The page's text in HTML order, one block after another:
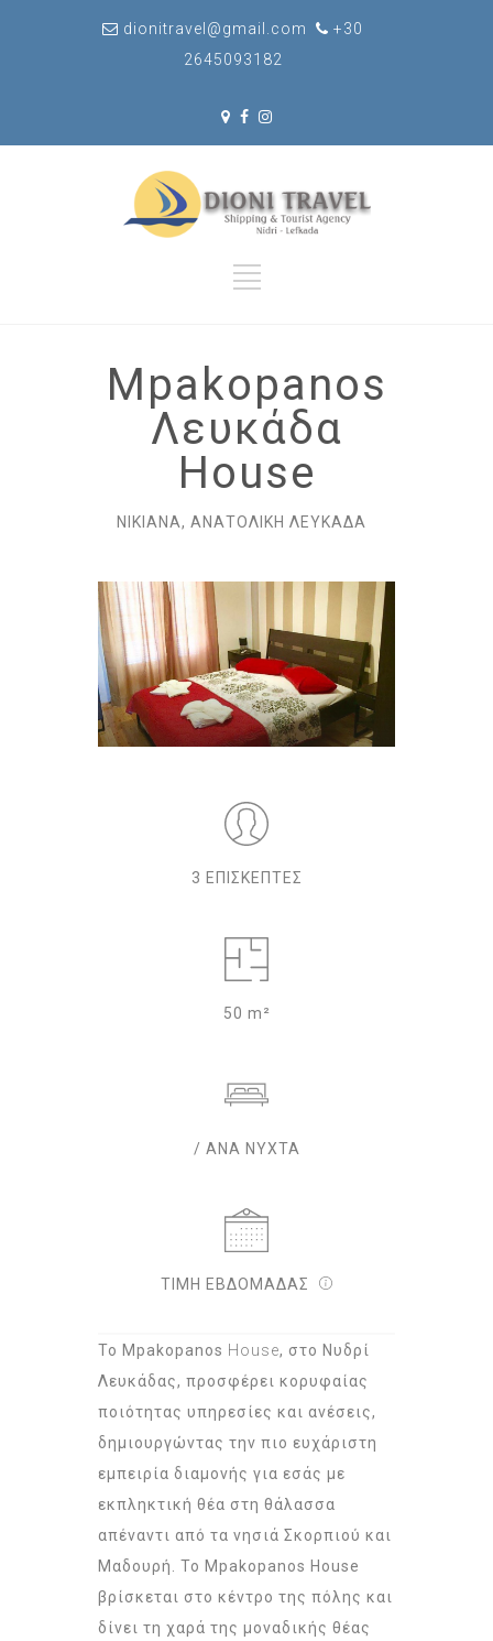
dionitravel@gmail.com
+30
2645093182
Mpakopanos
Λευκάδα
House
ΝΙΚΙΆΝΑ, ΑΝΑΤΟΛΙΚΉ ΛΕΥΚΆΔΑ
3 ΕΠΙΣΚΕΠΤΕΣ
50 m²
/ ΑΝΑ ΝΥΧΤΑ
ΤΙΜΗ ΕΒΔΟΜΑΔΑΣ
Το Mpakopanos House, στο Νυδρί
Λευκάδας, προσφέρει κορυφαίας
ποιότητας υπηρεσίες και ανέσεις,
δημιουργώντας την πιο ευχάριστη
εμπειρία διαμονής για εσάς με
εκπληκτική θέα στη θάλασσα
απέναντι από τα νησιά Σκορπιού και
Μαδουρή. Το Mpakopanos House
βρίσκεται στο κέντρο της πόλης και
δίνει τη χαρά της μοναδικής θέας